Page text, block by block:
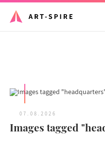
07.08.2026
Images tagged